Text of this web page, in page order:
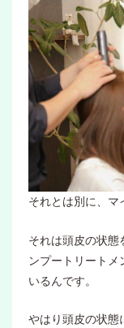
それとは別に、マ
それは頭皮の状態
ンプートリート
いるんです。
やはり頭皮の状態